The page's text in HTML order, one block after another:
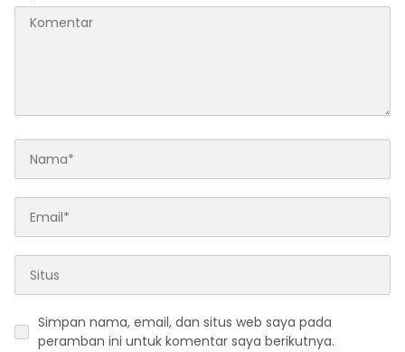
Simpan nama, email, dan situs web saya pada
peramban ini untuk komentar saya berikutnya.